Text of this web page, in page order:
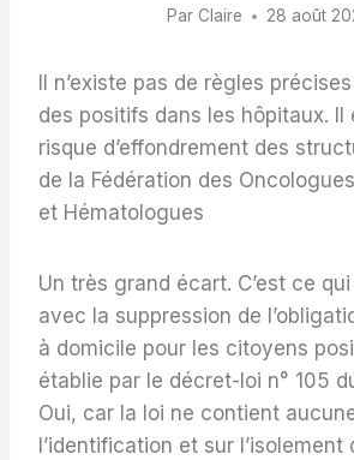
Par Claire 28 août
Il n’existe pas de règles
des positifs dans les hôpitaux. Il
risque d’effondrement des
de la Fédération des
et Hématologues
Un très grand écart. C’est ce
avec la suppression de
à domicile pour les citoyens
établie par le décret-loi n° 105
Oui, car la loi ne contient
l’identification et sur